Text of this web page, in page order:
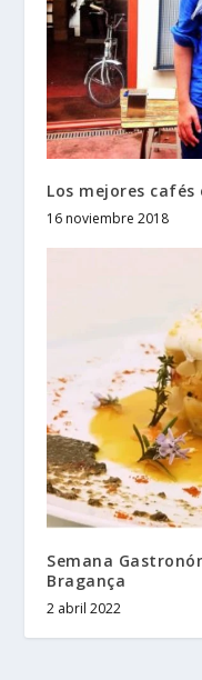
Los mejores cafés
16 noviembre 2018
Semana
Bragança
2 abril 2022